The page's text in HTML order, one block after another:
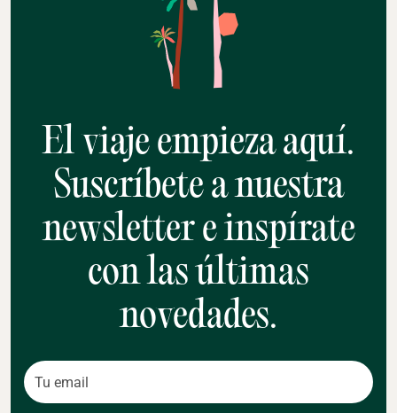
El viaje empieza aquí.
Suscríbete a nuestra
newsletter e inspírate
con las últimas
novedades.